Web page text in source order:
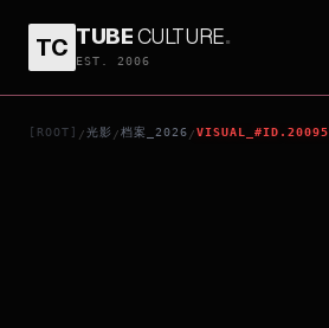
TC TUBECULTURE.
EST. 2006
[ROOT] /光影 /档案_2026 /VISUAL_#ID.20095
DUNE: PART THREE